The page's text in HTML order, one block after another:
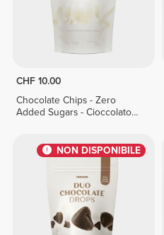
CHF 10.00
Chocolate Chips - Zero
Added Sugars - Cioccolato
NON DISPONIBILE